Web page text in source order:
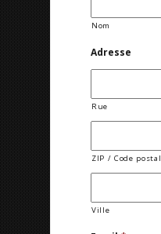
Nom
Adresse
Rue
ZIP / Code postal
Ville